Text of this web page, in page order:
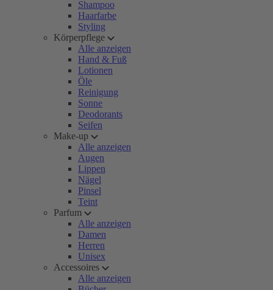
Shampoo
Haarfarbe
Styling
Körperpflege
Alle anzeigen
Hand & Fuß
Lotionen
Öle
Reinigung
Sonne
Deodorants
Seifen
Make-up
Alle anzeigen
Augen
Lippen
Nägel
Pinsel
Teint
Parfum
Alle anzeigen
Damen
Herren
Unisex
Accessoires
Alle anzeigen